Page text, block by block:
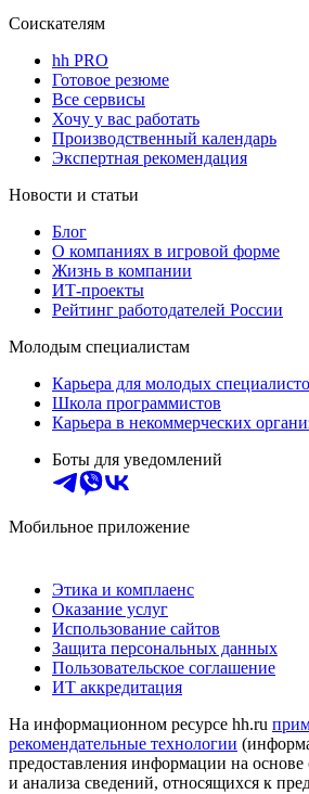
Соискателям
hh PRO
Готовое резюме
Все сервисы
Хочу у вас работать
Производственный календарь
Экспертная рекомендация
Новости и статьи
Блог
О компаниях в игровой форме
Жизнь в компании
ИТ-проекты
Рейтинг работодателей России
Молодым специалистам
Карьера для молодых
Школа программистов
Карьера в некоммерческих
Боты для уведомлений
Мобильное приложение
Этика и комплаенс
Оказание услуг
Использование сайтов
Защита персональных данных
Пользовательское соглашение
ИТ аккредитация
На информационном ресурсе hh.ru
рекомендательные технологии
предоставления информации на основе
и анализа сведений, относящихся к